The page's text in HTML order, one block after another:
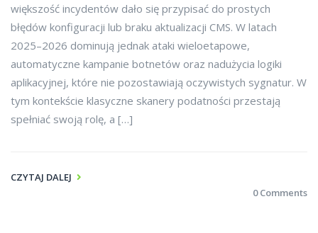
większość incydentów dało się przypisać do prostych
błędów konfiguracji lub braku aktualizacji CMS. W latach
2025–2026 dominują jednak ataki wieloetapowe,
automatyczne kampanie botnetów oraz nadużycia logiki
aplikacyjnej, które nie pozostawiają oczywistych sygnatur. W
tym kontekście klasyczne skanery podatności przestają
spełniać swoją rolę, a […]
CZYTAJ DALEJ
0 Comments